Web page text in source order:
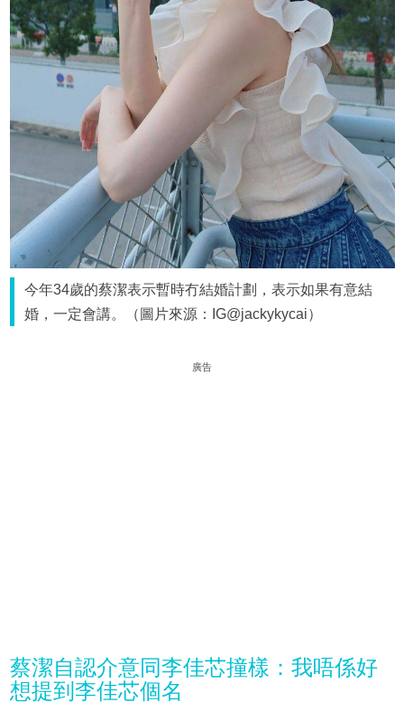
今年34歲的蔡潔表示暫時冇結婚計劃，表示如果有意結
婚，一定會講。（圖片來源：IG@jackykycai）
廣告
蔡潔自認介意同李佳芯撞樣：我唔係好
想提到李佳芯個名